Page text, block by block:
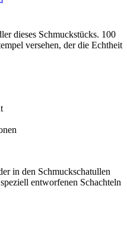
dieses Schmuckstücks. 100
versehen, der die Echtheit
in den Schmuckschatullen
entworfenen Schachteln